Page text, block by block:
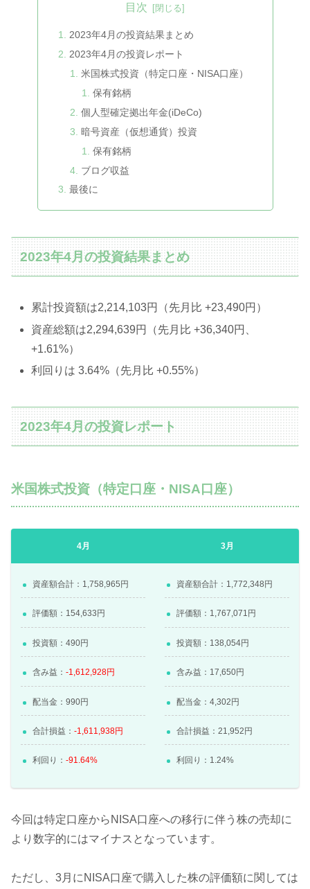
目次
2023年4月の投資結果まとめ
2023年4月の投資レポート
米国株式投資（特定口座・NISA口座）
保有銘柄
個人型確定拠出年金(iDeCo)
暗号資産（仮想通貨）投資
保有銘柄
ブログ収益
最後に
2023年4月の投資結果まとめ
累計投資額は2,214,103円（先月比 +23,490円）
資産総額は2,294,639円（先月比 +36,340円、
+1.61%）
利回りは 3.64%（先月比 +0.55%）
2023年4月の投資レポート
米国株式投資（特定口座・NISA口座）
4月
資産額合計：1,758,965円
評価額：154,633円
投資額：490円
含み益：-1,612,928円
配当金：990円
合計損益：-1,611,938円
利回り：-91.64%
3月
資産額合計：1,772,348円
評価額：1,767,071円
投資額：138,054円
含み益：17,650円
配当金：4,302円
合計損益：21,952円
利回り：1.24%
今回は特定口座からNISA口座への移行に伴う株の売却に
より数字的にはマイナスとなっています。
ただし、3月にNISA口座で購入した株の評価額に関しては